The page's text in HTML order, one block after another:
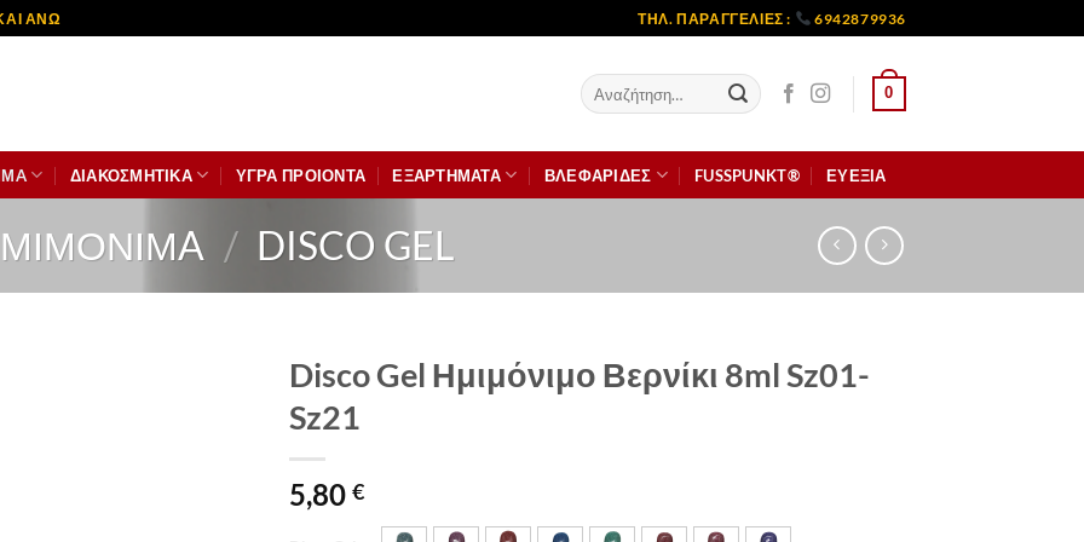
ΑΝΩ ΤΗΛ. ΠΑΡΑΓΓΕΛΙΕΣ : 6942879936
Αναζήτηση
για:
0
ΔΙΑΚΟΣΜΗΤΙΚΆ ΥΓΡΑ ΠΡΟΙΟΝΤΑ ΕΞΑΡΤΗΜΑΤΑ ΒΛΕΦΑΡΙΔΕΣ FUSSPUNKT® ΕΥΕΞΙΑ
/ DISCO GEL
Disco Gel Ημιμόνιμο Βερνίκι 8ml Sz01-
Sz21
5,80 €